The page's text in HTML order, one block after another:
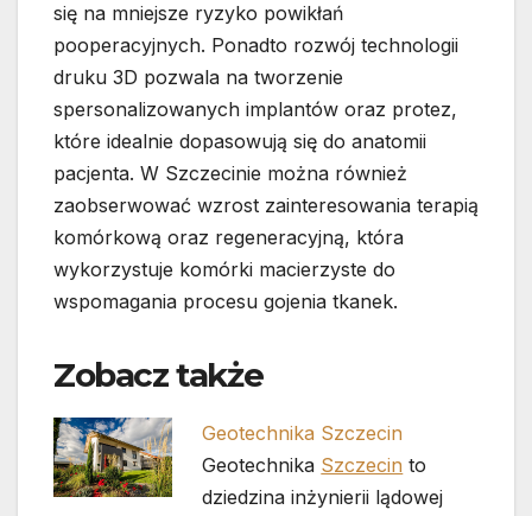
się na mniejsze ryzyko powikłań
pooperacyjnych. Ponadto rozwój technologii
druku 3D pozwala na tworzenie
spersonalizowanych implantów oraz protez,
które idealnie dopasowują się do anatomii
pacjenta. W Szczecinie można również
zaobserwować wzrost zainteresowania terapią
komórkową oraz regeneracyjną, która
wykorzystuje komórki macierzyste do
wspomagania procesu gojenia tkanek.
Zobacz także
Geotechnika Szczecin
Geotechnika Szczecin to
dziedzina inżynierii lądowej